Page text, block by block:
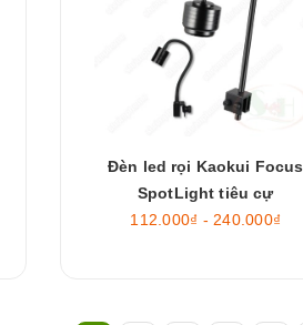
Đèn led rọi Kaokui Focus
SpotLight tiêu cự
112.000₫ - 240.000₫